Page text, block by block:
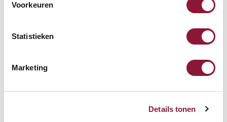
Voorkeuren
Statistieken
Marketing
Details tonen
Auf Lager, heute versandt
6